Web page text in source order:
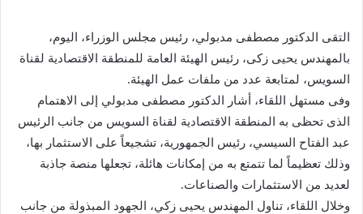
التقى الدكتور مصطفى مدبولي، رئيس مجلس الوزراء، اليوم،
بالمهندس يحيى زكى، رئيس الهيئة العامة للمنطقة الاقتصادية لقناة
السويس، لمتابعة عدد من ملفات عمل الهيئة.
وفى مستهل اللقاء، أشار الدكتور مصطفى مدبولي إلى الاهتمام
الذى تحظى به المنطقة الاقتصادية لقناة السويس من جانب الرئيس
عبد الفتاح السيسي، رئيس الجمهورية، تشجيعاً على الاستثمار بها،
وذلك تعظيماً لما تتمتع به من إمكانات هائلة، تجعلها منصة جاذبة
لعديد من الاستثمارات والصناعات.
وخلال اللقاء، تناول المهندس يحيى زكي، الجهود المبذولة من جانب